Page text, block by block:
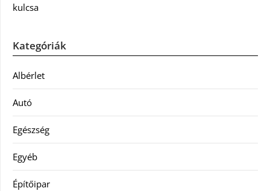
kulcsa
Kategóriák
Albérlet
Autó
Egészség
Egyéb
Építőipar